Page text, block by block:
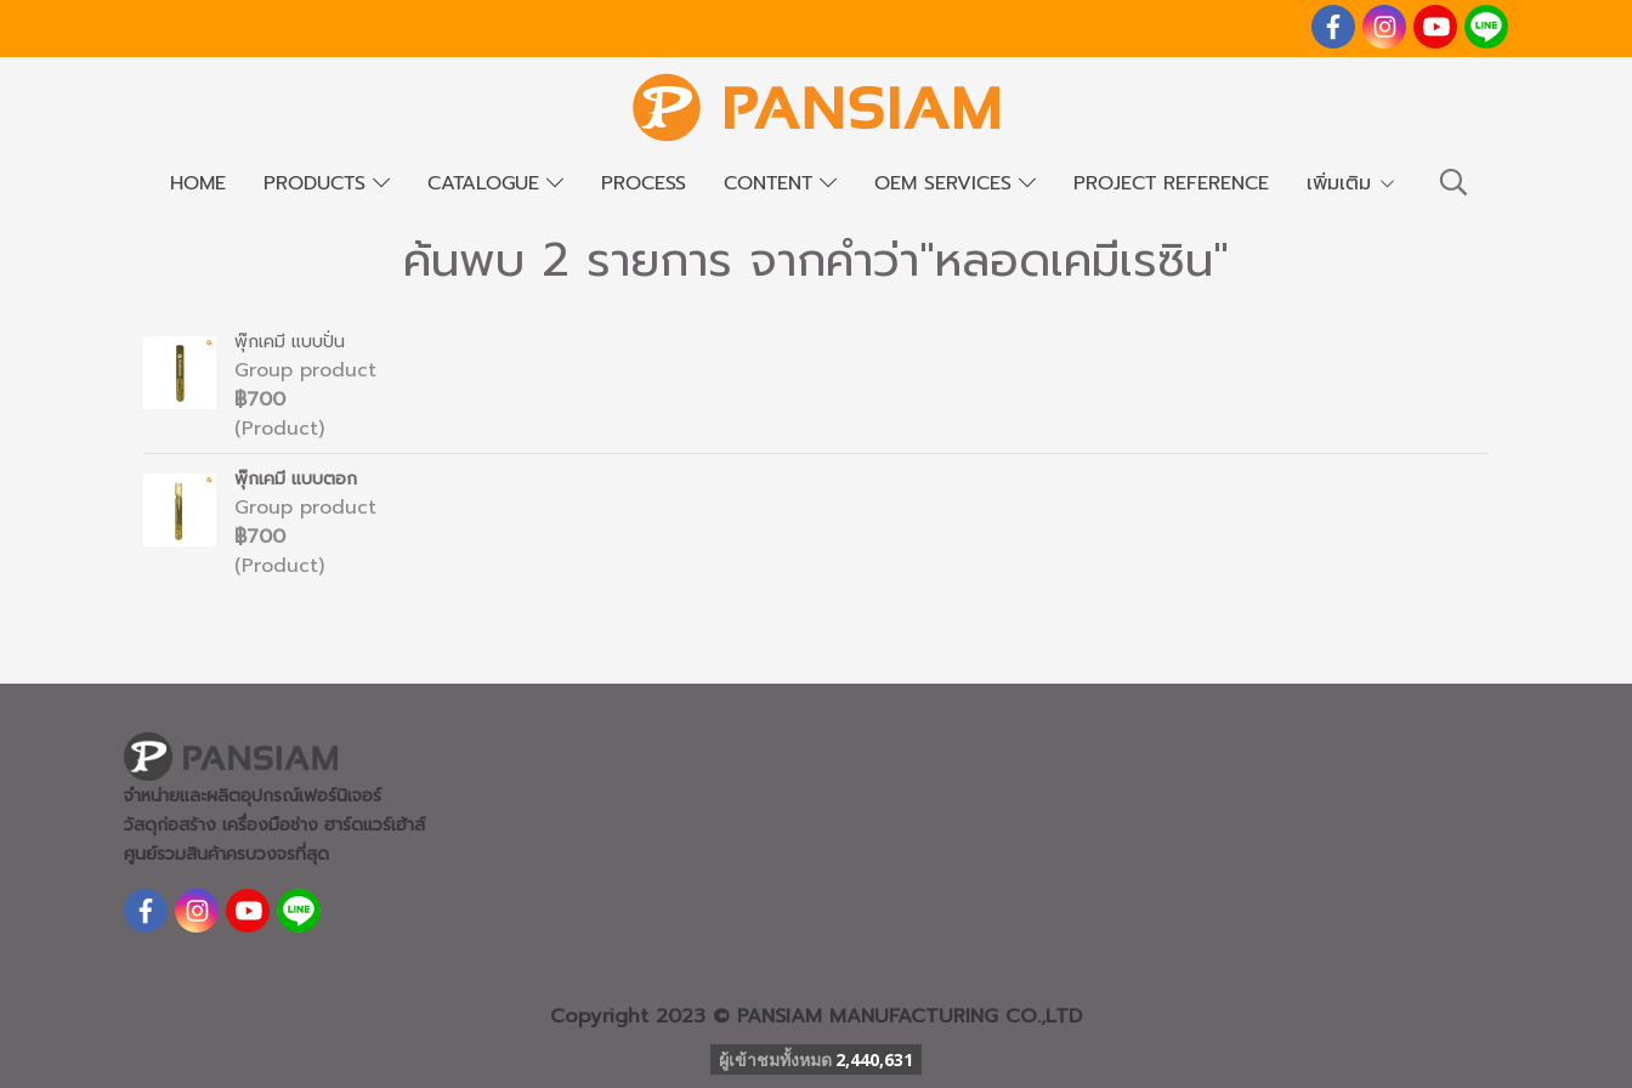
HOME PRODUCTS CATALOGUE PROCESS CONTENT OEM SERVICES PROJECT REFERENCE เพิ่มเติม
ค้นพบ 2 รายการ จากคำว่า"หลอดเคมีเรซิน"
พุ๊กเคมี แบบปั่น
Group product
฿700
(Product)
พุ๊กเคมี แบบตอก
Group product
฿700
(Product)
จำหน่ายและผลิตอุปกรณ์เฟอร์นิเจอร์
วัสดุก่อสร้าง เครื่องมือช่าง ฮาร์ดแวร์เฮ้าส์
ศูนย์รวมสินค้าครบวงจรที่สุด
Copyright 2023 © PANSIAM MANUFACTURING CO.,LTD
ผู้เข้าชมวันนี้ 257